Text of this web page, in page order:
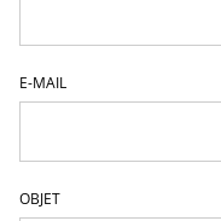
E-MAIL
OBJET